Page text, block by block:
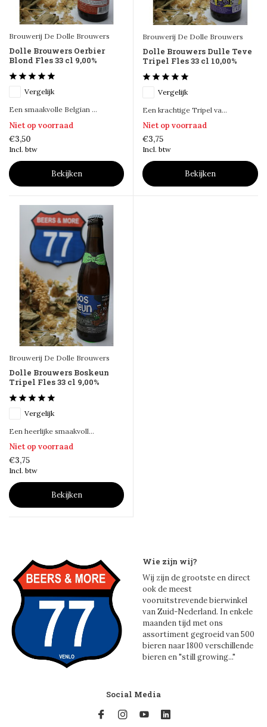
Brouwerij De Dolle Brouwers
Dolle Brouwers Oerbier
Blond Fles 33 cl 9,00%
Vergelijk
Een smaakvolle Belgian ...
Niet op voorraad
€3,50
Incl. btw
Bekijken
Brouwerij De Dolle Brouwers
Dolle Brouwers Dulle Teve
Tripel Fles 33 cl 10,00%
Vergelijk
Een krachtige Tripel va...
Niet op voorraad
€3,75
Incl. btw
Bekijken
Brouwerij De Dolle Brouwers
Dolle Brouwers Boskeun
Tripel Fles 33 cl 9,00%
Vergelijk
Een heerlijke smaakvoll...
Niet op voorraad
€3,75
Incl. btw
Bekijken
Wie zijn wij?
Wij zijn de grootste en direct
ook de meest
vooruitstrevende bierwinkel
van Zuid-Nederland. In enkele
maanden tijd met ons
assortiment gegroeid van 500
bieren naar 1800 verschillende
bieren en "still growing..."
Social Media